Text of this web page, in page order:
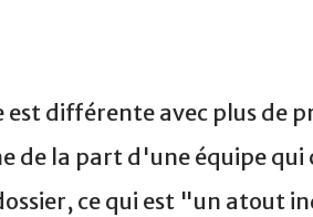
différente avec plus de
de la part d'une équipe
ce qui est "un atout